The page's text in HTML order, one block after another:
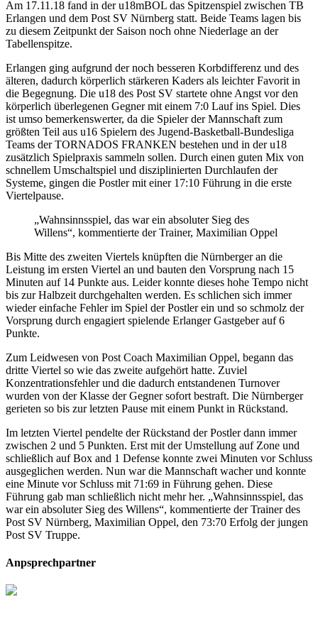
Am 17.11.18 fand in der u18mBOL das Spitzenspiel zwischen TB
Erlangen und dem Post SV Nürnberg statt. Beide Teams lagen bis
zu diesem Zeitpunkt der Saison noch ohne Niederlage an der
Tabellenspitze.
Erlangen ging aufgrund der noch besseren Korbdifferenz und des
älteren, dadurch körperlich stärkeren Kaders als leichter Favorit in
die Begegnung. Die u18 des Post SV startete ohne Angst vor den
körperlich überlegenen Gegner mit einem 7:0 Lauf ins Spiel. Dies
ist umso bemerkenswerter, da die Spieler der Mannschaft zum
größten Teil aus u16 Spielern des Jugend-Basketball-Bundesliga
Teams der TORNADOS FRANKEN bestehen und in der u18
zusätzlich Spielpraxis sammeln sollen. Durch einen guten Mix von
schnellem Umschaltspiel und disziplinierten Durchlaufen der
Systeme, gingen die Postler mit einer 17:10 Führung in die erste
Viertelpause.
„Wahnsinnsspiel, das war ein absoluter Sieg des
Willens“, kommentierte der Trainer, Maximilian Oppel
Bis Mitte des zweiten Viertels knüpften die Nürnberger an die
Leistung im ersten Viertel an und bauten den Vorsprung nach 15
Minuten auf 14 Punkte aus. Leider konnte dieses hohe Tempo nicht
bis zur Halbzeit durchgehalten werden. Es schlichen sich immer
wieder einfache Fehler im Spiel der Postler ein und so schmolz der
Vorsprung durch engagiert spielende Erlanger Gastgeber auf 6
Punkte.
Zum Leidwesen von Post Coach Maximilian Oppel, begann das
dritte Viertel so wie das zweite aufgehört hatte. Zuviel
Konzentrationsfehler und die dadurch entstandenen Turnover
wurden von der Klasse der Gegner sofort bestraft. Die Nürnberger
gerieten so bis zur letzten Pause mit einem Punkt in Rückstand.
Im letzten Viertel pendelte der Rückstand der Postler dann immer
zwischen 2 und 5 Punkten. Erst mit der Umstellung auf Zone und
schließlich auf Box and 1 Defense konnte zwei Minuten vor Schluss
ausgeglichen werden. Nun war die Mannschaft wacher und konnte
eine Minute vor Schluss mit 71:69 in Führung gehen. Diese
Führung gab man schließlich nicht mehr her. „Wahnsinnsspiel, das
war ein absoluter Sieg des Willens“, kommentierte der Trainer des
Post SV Nürnberg, Maximilian Oppel, den 73:70 Erfolg der jungen
Post SV Truppe.
Anpsprechpartner